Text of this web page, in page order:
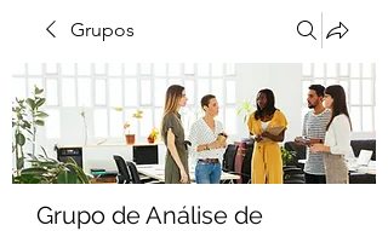
Grupos
Grupo de Análise de